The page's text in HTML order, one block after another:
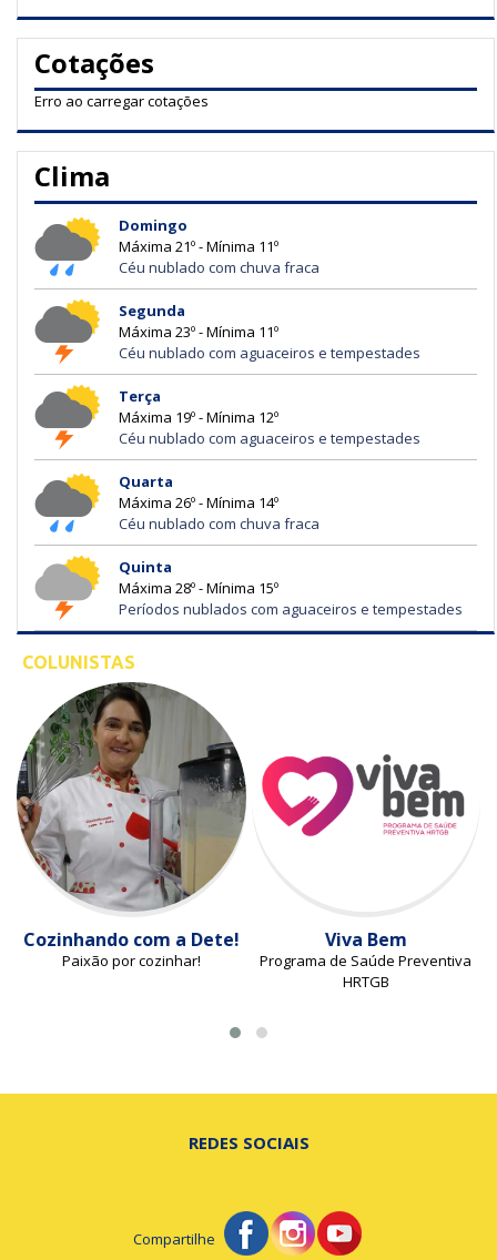
Cotações
Erro ao carregar cotações
Clima
Domingo
Máxima 21º - Mínima 11º
Céu nublado com chuva fraca
Segunda
Máxima 23º - Mínima 11º
Céu nublado com aguaceiros e tempestades
Terça
Máxima 19º - Mínima 12º
Céu nublado com aguaceiros e tempestades
Quarta
Máxima 26º - Mínima 14º
Céu nublado com chuva fraca
Quinta
Máxima 28º - Mínima 15º
Períodos nublados com aguaceiros e tempestades
COLUNISTAS
Cozinhando com a Dete!
Paixão por cozinhar!
Viva Bem
Programa de Saúde Preventiva
HRTGB
REDES SOCIAIS
Compartilhe